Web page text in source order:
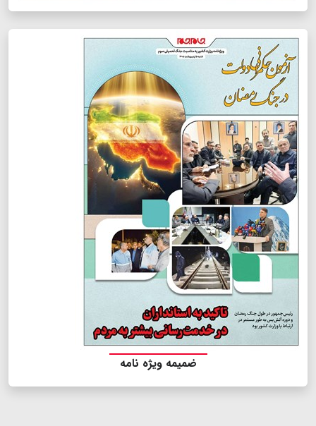
ضمیمه ویژه نامه